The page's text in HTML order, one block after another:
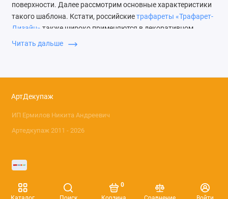
0
поверхности. Далее рассмотрим основные характеристики
такого шаблона. Кстати, российскиетрафареты «Трафарет-
Дизайн» также широко применяются в декоративном
творчестве, с их ассортиментом можно ознакомиться в
Как использовать трафарет
Stamperia
Шаблоны от итальянского производителя изготовлены из
термопластика, обладающего повышенными
Stamperia трафареты, заказать которые можно в нашем
интернет-магазине, имеют ряд неоспоримых преимуществ:
мягкость;
Читать дальше
АртДекупаж
ИП Ермилов Никита Андреевич
Артедкупаж 2011 - 2026